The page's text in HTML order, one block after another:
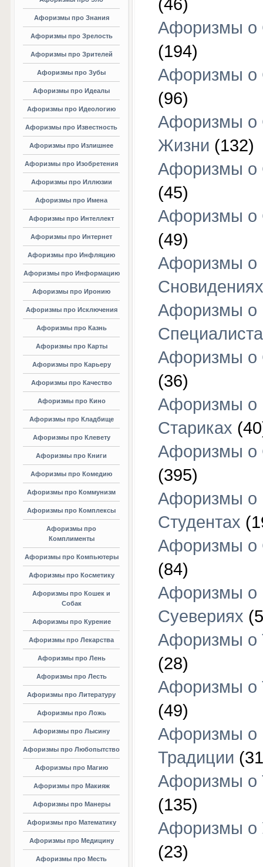
Афоризмы про Знания
Афоризмы про Зрелость
Афоризмы про Зрителей
Афоризмы про Зубы
Афоризмы про Идеалы
Афоризмы про Идеологию
Афоризмы про Известность
Афоризмы про Излишнее
Афоризмы про Изобретения
Афоризмы про Иллюзии
Афоризмы про Имена
Афоризмы про Интеллект
Афоризмы про Интернет
Афоризмы про Инфляцию
Афоризмы про Информацию
Афоризмы про Иронию
Афоризмы про Исключения
Афоризмы про Казнь
Афоризмы про Карты
Афоризмы про Карьеру
Афоризмы про Качество
Афоризмы про Кино
Афоризмы про Кладбище
Афоризмы про Клевету
Афоризмы про Книги
Афоризмы про Комедию
Афоризмы про Коммунизм
Афоризмы про Комплексы
Афоризмы про
Комплименты
Афоризмы про Компьютеры
Афоризмы про Косметику
Афоризмы про Кошек и
Собак
Афоризмы про Курение
Афоризмы про Лекарства
Афоризмы про Лень
Афоризмы про Лесть
Афоризмы про Литературу
Афоризмы про Ложь
Афоризмы про Лысину
Афоризмы про Любопытство
Афоризмы про Магию
Афоризмы про Макияж
Афоризмы про Манеры
Афоризмы про Математику
Афоризмы про Медицину
Афоризмы про Месть
(46)
Афоризмы о
(194)
Афоризмы о
(96)
Афоризмы о
Жизни (132)
Афоризмы о
(45)
Афоризмы о
(49)
Афоризмы о
Сновидениях
Афоризмы о
Афоризмы о
(36)
Афоризмы о
Стариках
Афоризмы о
(395)
Афоризмы о
Студентах
Афоризмы о
(84)
Афоризмы о
Суевериях
Афоризмы о
(28)
Афоризмы о
(49)
Афоризмы о
Традиции
Афоризмы о
(135)
Афоризмы о
(23)